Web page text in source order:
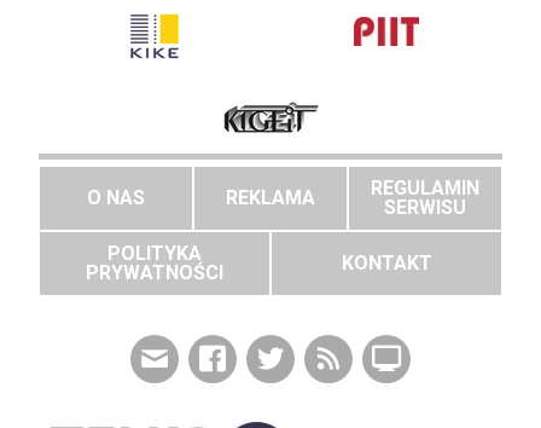
O NAS REKLAMA
REGULAMIN
SERWISU
POLITYKA
PRYWATNOŚCI
KONTAKT